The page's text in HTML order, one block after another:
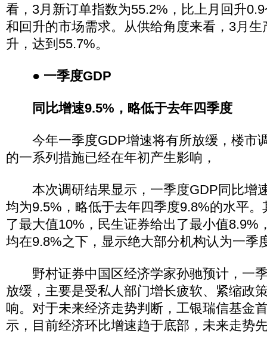
看，3月新订单指数为55.2%，比上月回升
和回升的市场需求。从供给角度来看，3月
升，达到55.7%。
● 一季度GDP
同比增速9.5%，略低于去年四季度
今年一季度GDP增速将有所放缓，楼市
的一系列措施已经在年初产生影响，
本次调研结果显示，一季度GDP同比增
均为9.5%，略低于去年四季度9.8%的水平
了最大值10%，民生证券给出了最小值8.9%
均在9.8%之下，显示绝大部分机构认为一季
野村证券中国区经济学家孙驰预计，一
放缓，主要是受私人部门增长疲软、紧缩政
响。对于未来经济走势判断，工银瑞信基金
示，目前经济环比增速趋于底部，未来走势